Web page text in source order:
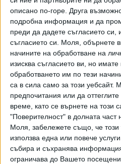
описано по-горе. Друга
подробна информация и да
преди да дадете съгласието си,
съгласието си.
Моля, обърнете
начините на обработване на
изисква съгласието ви, но
обработването им по тези
са в сила само за този уебсайт.
предпочитания или да
време, като се върнете на този
"Поверителност" в долната част
Моля, забележете също, че този
използва една или повече
събира и съхранява
ограничава до Вашето
Борисов.
"Бил съм в това положение на
ме пресира тройната
допълни той.
"България не е дарявала
оръжия, като член на ЕС
забележки към корупцията в
украинския народ, който
лидерът на ГЕРБ.
Последвайте ни и в